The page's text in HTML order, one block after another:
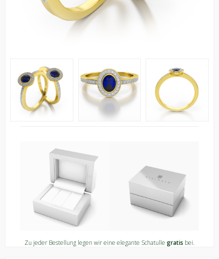
Zu jeder Bestellung legen wir eine elegante Schatulle gratis bei.